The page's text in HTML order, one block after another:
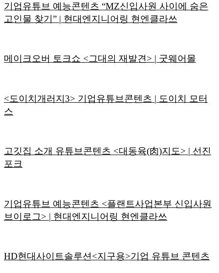
기업유튜브 예능콘텐츠 “MZ신입사원 사이에 숨은
고인물 찾기” | 현대엔지니어링 현엔클라쓰
메이크오버 토크쇼 <그대의 재발견> | 굿웨어몰
<도이치개러지3> 기업유튜브콘텐츠 | 도이치 모터
스
고깃집 소개 유튜브콘텐츠 <대동육(肉)지도> | 선진
포크
기업유튜브 예능콘텐츠 <플랜트사업본부 신입사원
브이로그> | 현대엔지니어링 현엔클라쓰
HD현대사이트솔루션<지구용>기업 유튜브 콘텐츠